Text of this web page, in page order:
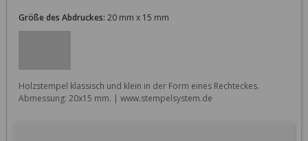
Größe des Abdruckes: 20 mm x 15 mm
Holzstempel klassisch und klein in der Form eines Rechteckes.
Abmessung: 20x15 mm. | www.stempelsystem.de